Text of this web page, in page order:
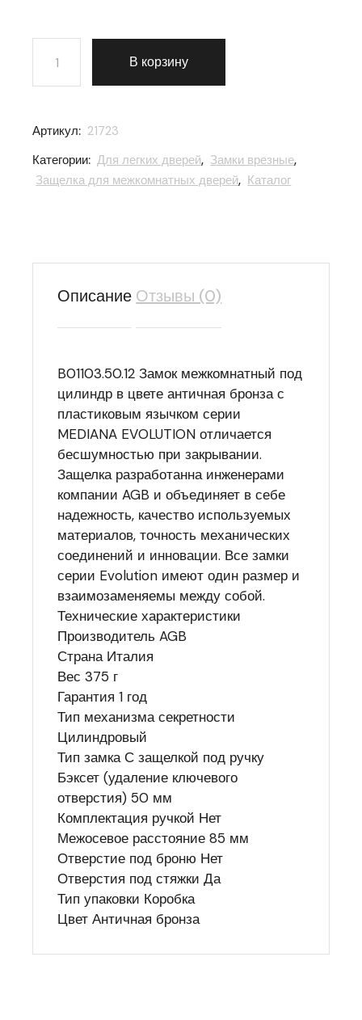
Количество товара Замок межкомнатный AGB (АГБ)
В корзину
Артикул: 21723
Категории: Для легких дверей, Замки врезные,
Защелка для межкомнатных дверей, Каталог
Описание Отзывы (0)
B01103.50.12 Замок межкомнатный под
цилиндр в цвете античная бронза с
пластиковым язычком серии
MEDIANA EVOLUTION отличается
бесшумностью при закрывании.
Защелка разработанна инженерами
компании AGB и объединяет в себе
надежность, качество используемых
материалов, точность механических
соединений и инновации. Все замки
серии Evolution имеют один размер и
взаимозаменяемы между собой.
Технические характеристики
Производитель AGB
Страна Италия
Вес 375 г
Гарантия 1 год
Тип механизма секретности
Цилиндровый
Тип замка С защелкой под ручку
Бэксет (удаление ключевого
отверстия) 50 мм
Комплектация ручкой Нет
Межосевое расстояние 85 мм
Отверстие под броню Нет
Отверстия под стяжки Да
Тип упаковки Коробка
Цвет Античная бронза